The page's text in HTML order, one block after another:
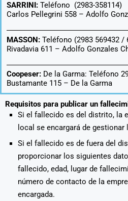
SARRINI: Teléfono (2983-358114)
Carlos Pellegrini 558 – Adolfo
MASSON: Teléfono (2983 569432 /
Rivadavia 611 – Adolfo Gonzales
Coopeser: De la Garma: Teléfono
Bustamante 115 – De la Garma
Requisitos para publicar un
Si el fallecido es del distrito, la
local se encargará de gestionar
Si el fallecido es de fuera del
proporcionar los siguientes
fallecido, edad, lugar de
número de contacto de la
encargada.